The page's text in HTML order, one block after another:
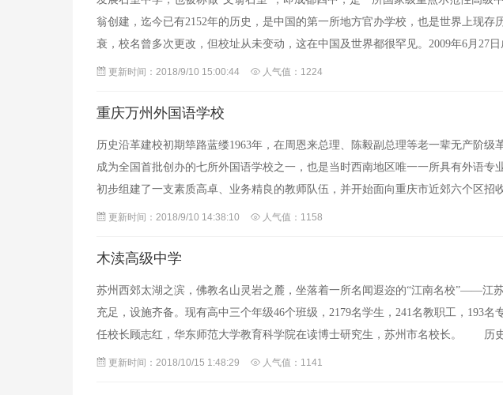
翁创建，迄今已有2152年的历史，是中国的第一所地方官办学校，也是世界上现
衰，校名曾多次更改，但校址从未变动，这在中国及世界都很罕见。2009年6月27
秋季开始正式招生。2010年8月
更新时间：2018/9/10 15:00:44 人气值：1224
重庆万州外国语学校
历史沿革建校初期筚路蓝缕1963年，在周恩来总理、陈毅副总理等老一辈无产阶级
成为全国首批创办的七所外国语学校之一，也是当时西南地区唯一一所具有外语专
初步组建了一支素质高卓、业务精良的教师队伍，并开始面向重庆市近郊六个区招
开设英、俄两个语种，外语分小班授课，其他课程设置
更新时间：2018/9/10 14:38:10 人气值：1158
木渎高级中学
苏州西郊太湖之滨，佛教名山灵岩之麓，坐落着一所名闻遐迩的“江南名校”——江
充足，设施齐备。现有高中三个年级46个班级，2179名学生，241名教职工，193
任校长顾志红，华东师范大学教育科学院在读博士研究生，苏州市名校长。
是私立吴西中学，创办于1937年
更新时间：2018/10/15 1:48:29 人气值：1141